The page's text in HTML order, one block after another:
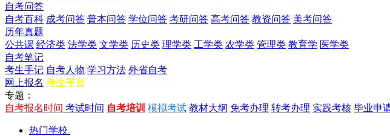
自考问答
自考百科 成考问答 普本问答 学位问答 考研问答 高考问答 教资问答 美考问答
历年真题
公共课 经济类 法学类 文学类 历史类 理学类 工学类 农学类 管理类 教育学 医学类
自考笔记
考生手记 自考人物 学习方法 外省自考
网上报名 考生平台
专题：
自考报名时间 考试时间 自考培训 模拟考试 教材大纲 免考办理 转考办理 实践考核 毕业申
热门学校